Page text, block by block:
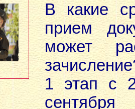
В какие
прием
может
1 этап с
сентября